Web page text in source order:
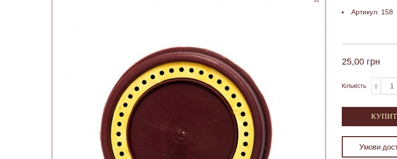
Артикул: 158
25,00 грн
Кількість
Умови